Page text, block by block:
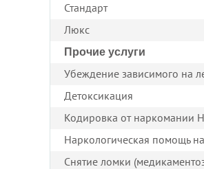
Стандарт
Люкс
Прочие услуги
Убеждение зависимого на
Детоксикация
Кодировка от наркомании
Наркологическая помощь
Снятие ломки